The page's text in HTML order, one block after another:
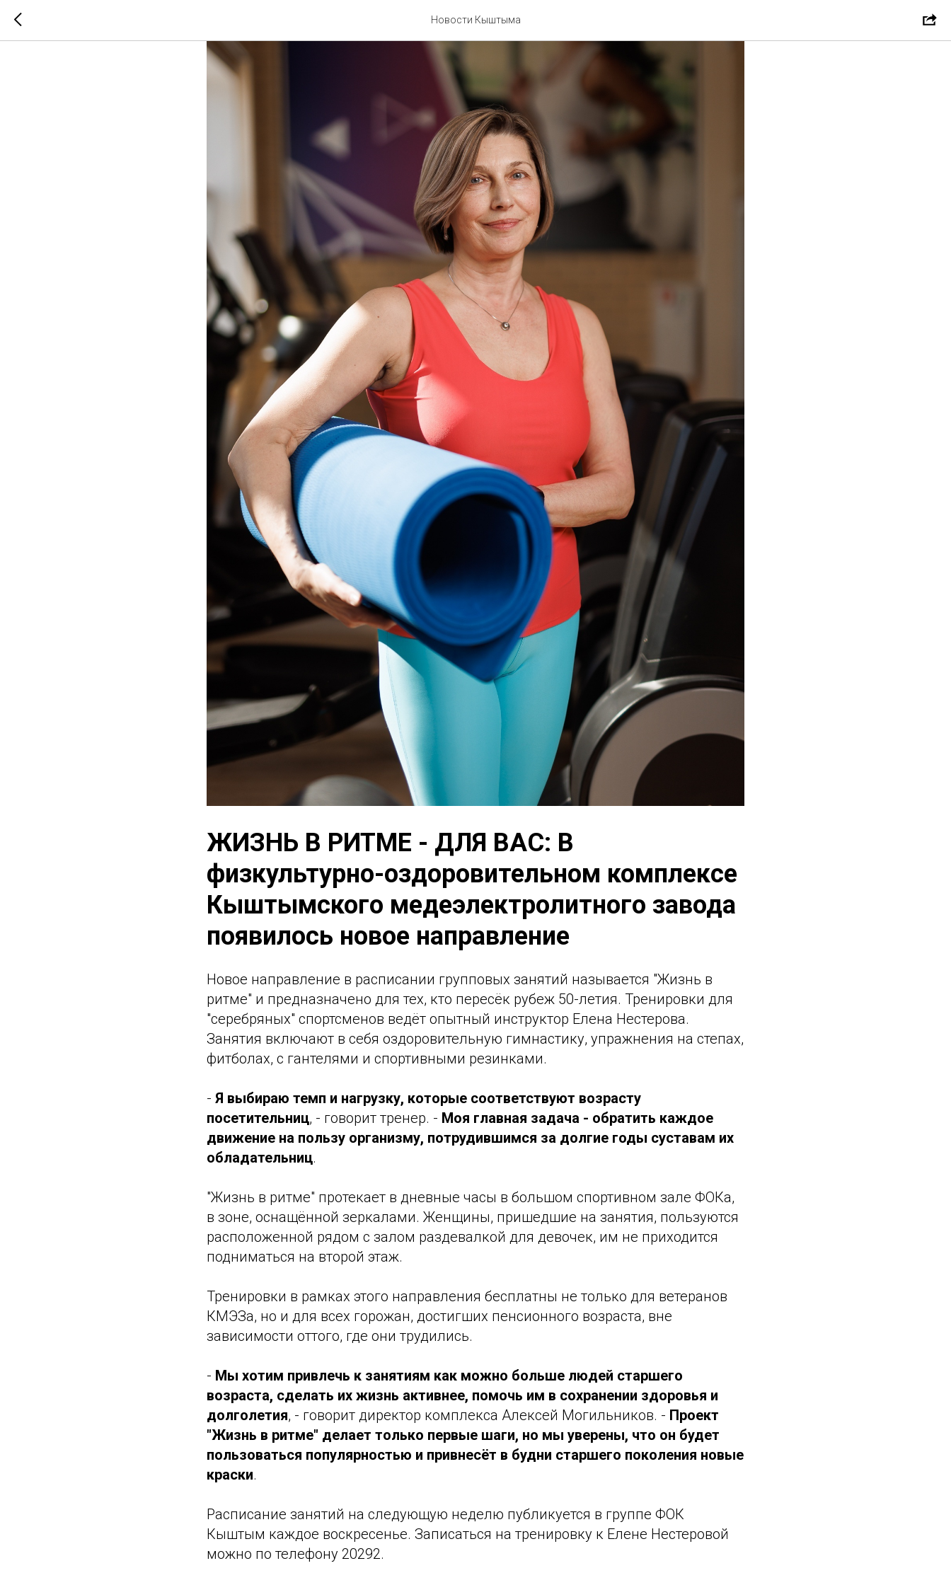
Новости Кыштыма
ЖИЗНЬ В РИТМЕ - ДЛЯ ВАС: В
физкультурно-оздоровительном комплексе
Кыштымского медеэлектролитного завода
появилось новое направление
Новое направление в расписании групповых занятий называется "Жизнь в
ритме" и предназначено для тех, кто пересёк рубеж 50-летия. Тренировки для
"серебряных" спортсменов ведёт опытный инструктор Елена Нестерова.
Занятия включают в себя оздоровительную гимнастику, упражнения на степах,
фитболах, с гантелями и спортивными резинками.
- Я выбираю темп и нагрузку, которые соответствуют возрасту
посетительниц, - говорит тренер. - Моя главная задача - обратить каждое
движение на пользу организму, потрудившимся за долгие годы суставам их
обладательниц.
"Жизнь в ритме" протекает в дневные часы в большом спортивном зале ФОКа,
в зоне, оснащённой зеркалами. Женщины, пришедшие на занятия, пользуются
расположенной рядом с залом раздевалкой для девочек, им не приходится
подниматься на второй этаж.
Тренировки в рамках этого направления бесплатны не только для ветеранов
КМЭЗа, но и для всех горожан, достигших пенсионного возраста, вне
зависимости оттого, где они трудились.
- Мы хотим привлечь к занятиям как можно больше людей старшего
возраста, сделать их жизнь активнее, помочь им в сохранении здоровья и
долголетия, - говорит директор комплекса Алексей Могильников. - Проект
"Жизнь в ритме" делает только первые шаги, но мы уверены, что он будет
пользоваться популярностью и привнесёт в будни старшего поколения новые
краски.
Расписание занятий на следующую неделю публикуется в группе ФОК
Кыштым каждое воскресенье. Записаться на тренировку к Елене Нестеровой
можно по телефону 20292.